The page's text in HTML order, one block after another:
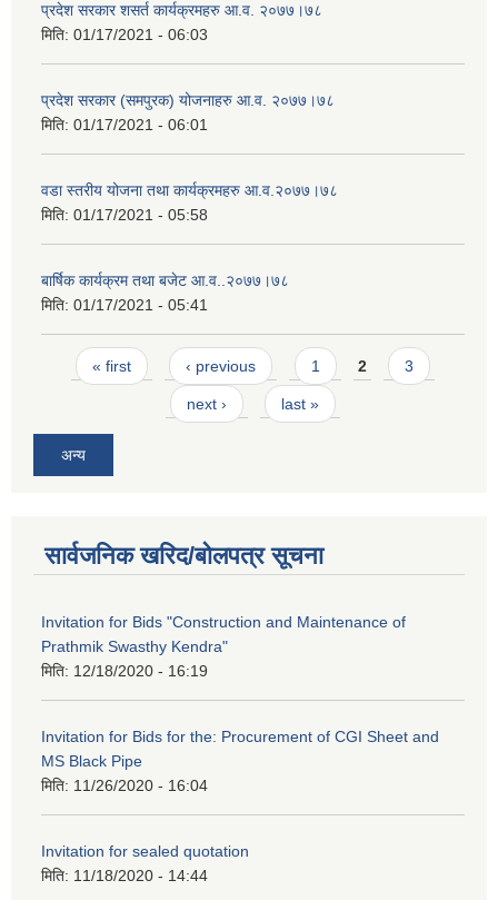
प्रदेश सरकार शसर्त कार्यक्रमहरु आ.व. २०७७।७८
मिति: 01/17/2021 - 06:03
प्रदेश सरकार (समपुरक) योजनाहरु आ.व. २०७७।७८
मिति: 01/17/2021 - 06:01
वडा स्तरीय योजना तथा कार्यक्रमहरु आ.व.२०७७।७८
मिति: 01/17/2021 - 05:58
बार्षिक कार्यक्रम तथा बजेट आ.व..२०७७।७८
मिति: 01/17/2021 - 05:41
Pages
« first ‹ previous 1 2 3
next › last »
अन्य
सार्वजनिक खरिद/बोलपत्र सूचना
Invitation for Bids "Construction and Maintenance of
Prathmik Swasthy Kendra"
मिति: 12/18/2020 - 16:19
Invitation for Bids for the: Procurement of CGI Sheet and
MS Black Pipe
मिति: 11/26/2020 - 16:04
Invitation for sealed quotation
मिति: 11/18/2020 - 14:44